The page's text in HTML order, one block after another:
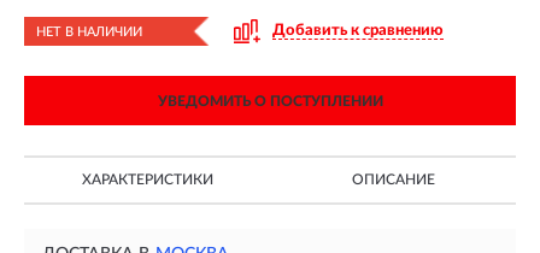
НЕТ В НАЛИЧИИ Добавить к сравнению
УВЕДОМИТЬ О ПОСТУПЛЕНИИ
ХАРАКТЕРИСТИКИ ОПИСАНИЕ